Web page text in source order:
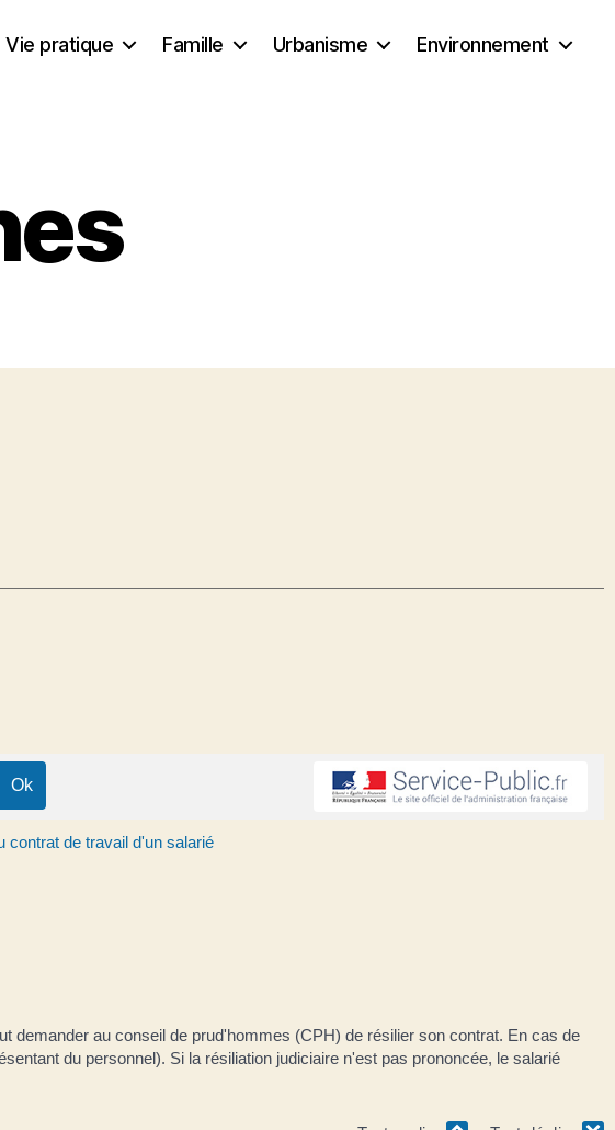
Vie pratique Famille Urbanisme Environnement
contrat de travail d'un salarié
demander au conseil de prud'hommes (CPH) de résilier son contrat. En cas de
du personnel). Si la résiliation judiciaire n'est pas prononcée, le salarié